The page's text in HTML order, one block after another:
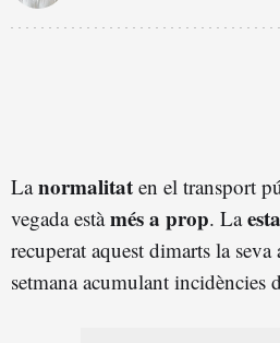
Lanormalitat en el transport
vegada estàmés a prop. La
recuperat aquest dimarts la
setmana acumulant incidències